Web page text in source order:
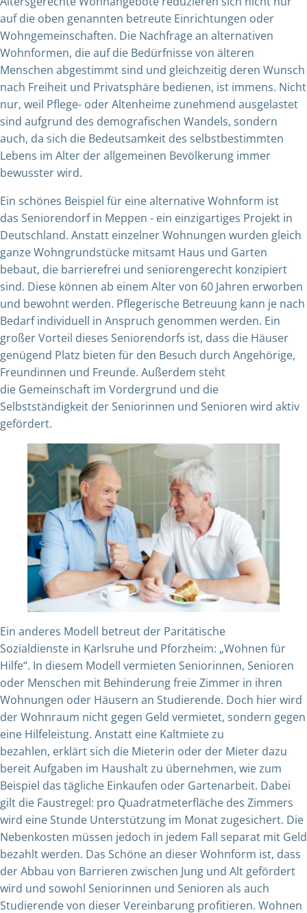
auf die oben genannten betreute Einrichtungen oder
Wohngemeinschaften. Die Nachfrage an alternativen
Wohnformen, die auf die Bedürfnisse von älteren
Menschen abgestimmt sind und gleichzeitig deren Wunsch
nach Freiheit und Privatsphäre bedienen, ist immens. Nicht
nur, weil Pflege- oder Altenheime zunehmend ausgelastet
sind aufgrund des demografischen Wandels, sondern
auch, da sich die Bedeutsamkeit des selbstbestimmten
Lebens im Alter der allgemeinen Bevölkerung immer
bewusster wird.
Ein schönes Beispiel für eine alternative Wohnform ist
das Seniorendorf in Meppen - ein einzigartiges Projekt in
Deutschland. Anstatt einzelner Wohnungen wurden gleich
ganzeWohngrundstücke mitsamt Haus und Garten
bebaut, die barrierefrei und seniorengerecht konzipiert
sind. Diese können ab einem Alter von 60 Jahren erworben
und bewohnt werden. Pflegerische Betreuung kann je nach
Bedarf individuell in Anspruch genommen werden. Ein
großer Vorteil dieses Seniorendorfs ist, dass die Häuser
genügend Platz bieten für den Besuch durch Angehörige,
Freundinnen und Freunde. Außerdem steht
die Gemeinschaft im Vordergrund und die
Selbstständigkeit der Seniorinnen und Senioren wird aktiv
gefördert.
Ein anderes Modell betreut der Paritätische
Sozialdienste in Karlsruhe und Pforzheim: „Wohnen für
Hilfe“. In diesem Modell vermieten Seniorinnen, Senioren
oder Menschen mit Behinderung freie Zimmer in ihren
Wohnungen oder Häusern an Studierende. Doch hier wird
der Wohnraum nicht gegen Geld vermietet, sondern gegen
eine Hilfeleistung. Anstatt eine Kaltmiete zu
bezahlen, erklärt sich die Mieterin oder der Mieter dazu
bereit Aufgaben im Haushalt zu übernehmen, wie zum
Beispiel das tägliche Einkaufen oder Gartenarbeit. Dabei
gilt die Faustregel: pro Quadratmeterfläche des Zimmers
wird eine Stunde Unterstützung im Monat zugesichert. Die
Nebenkosten müssen jedoch in jedem Fall separat mit Geld
bezahlt werden. Das Schöne an dieser Wohnform ist, dass
der Abbau von Barrieren zwischen Jung und Alt gefördert
wird und sowohl Seniorinnen und Senioren als auch
Studierende von dieser Vereinbarung profitieren. Wohnen